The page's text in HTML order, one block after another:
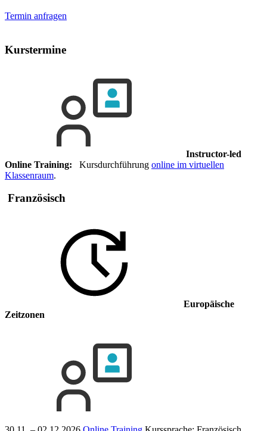
Termin anfragen
Kurstermine
Instructor-led
Online Training: Kursdurchführung online im virtuellen
Klassenraum.
Französisch
Europäische
Zeitzonen